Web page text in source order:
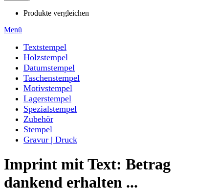
Produkte vergleichen
Menü
Textstempel
Holzstempel
Datumstempel
Taschenstempel
Motivstempel
Lagerstempel
Spezialstempel
Zubehör
Stempel
Gravur | Druck
Imprint mit Text: Betrag
dankend erhalten ...